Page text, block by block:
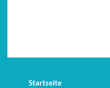
Startseite